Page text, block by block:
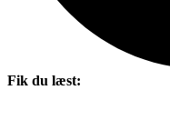
Fik du læst: